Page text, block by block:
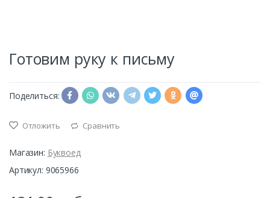
Готовим руку к письму
Поделиться:
Отложить Сравнить
Магазин: Буквоед
Артикул: 9065966